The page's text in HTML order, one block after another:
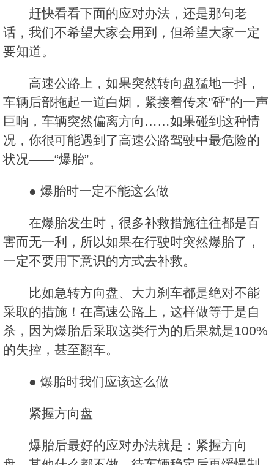
赶快看看下面的应对办法，还是那句老
话，我们不希望大家会用到，但希望大家一定
要知道。
高速公路上，如果突然转向盘猛地一抖，
车辆后部拖起一道白烟，紧接着传来"砰"的一声
巨响，车辆突然偏离方向……如果碰到这种情
况，你很可能遇到了高速公路驾驶中最危险的
状况——“爆胎”。
● 爆胎时一定不能这么做
在爆胎发生时，很多补救措施往往都是百
害而无一利，所以如果在行驶时突然爆胎了，
一定不要用下意识的方式去补救。
比如急转方向盘、大力刹车都是绝对不能
采取的措施！在高速公路上，这样做等于是自
杀，因为爆胎后采取这类行为的后果就是100%
的失控，甚至翻车。
● 爆胎时我们应该这么做
紧握方向盘
爆胎后最好的应对办法就是：紧握方向